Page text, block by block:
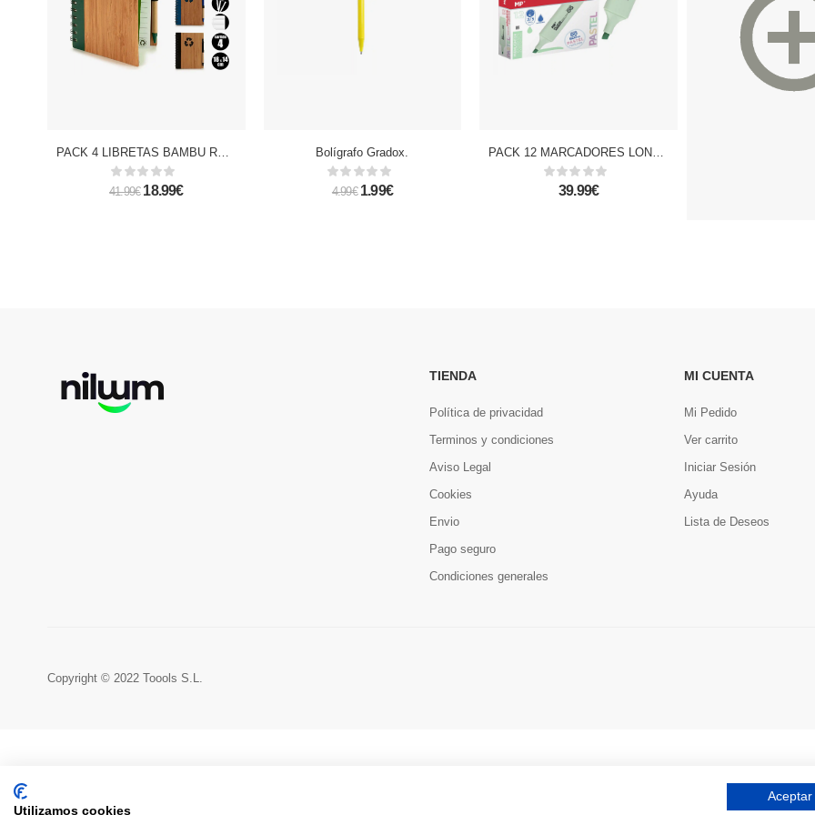
PACK 4 LIBRETAS BAMBU RECICL Y BOLI 18X14CM S4
41.99€ 18.99€
Bolígrafo Gradox.
4.99€ 1.99€
PACK 12 MARCADORES LONG LIFE FLUORESCENTE VERDE CLARO
39.99€
TIENDA
Política de privacidad
Terminos y condiciones
Aviso Legal
Cookies
Envio
Pago seguro
Condiciones generales
MI CUENTA
Mi Pedido
Ver carrito
Iniciar Sesión
Ayuda
Lista de Deseos
Copyright © 2022 Toools S.L.
Utilizamos cookies
Aceptar